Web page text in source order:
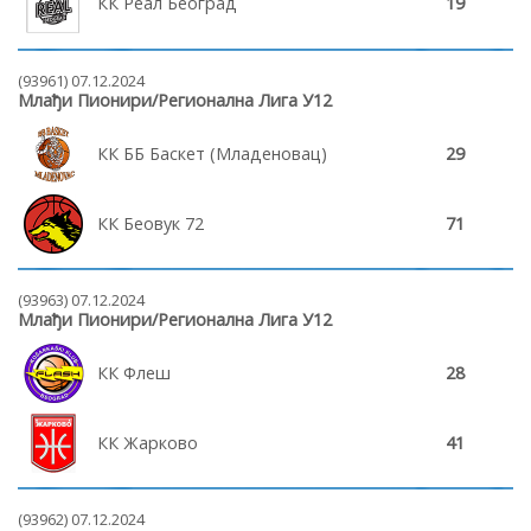
(93961) 07.12.2024
Млађи Пионири/Регионална Лига У12
КК ББ Баскет (Младеновац) 29
КК Беовук 72 71
(93963) 07.12.2024
Млађи Пионири/Регионална Лига У12
КК Флеш 28
КК Жарково 41
(93962) 07.12.2024